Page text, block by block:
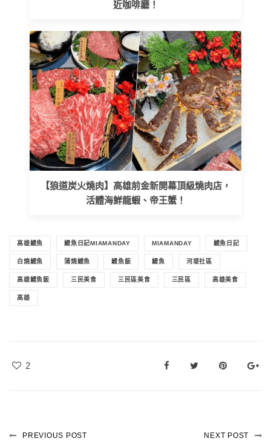
近咖啡廳！
【狼道炭火燒肉】高雄前金新開幕頂級燒肉店，
活體海鮮龍蝦、帝王蟹！
高雄鰻魚 鰻魚日記MIAMANDAY MIAMANDAY 鰻魚日記
白燒鰻魚 蒲燒鰻魚 鰻魚飯 鰻魚 河堤社區
高雄鰻魚飯 三民美食 三民區美食 三民區 高雄美食
高雄
2
PREVIOUS POST NEXT POST